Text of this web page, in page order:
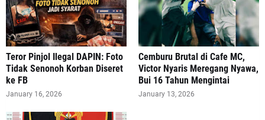
Teror Pinjol Ilegal DAPIN: Foto
Tidak Senonoh Korban Diseret
ke FB
January 16, 2026
Cemburu Brutal di Cafe MC,
Victor Nyaris Meregang Nyawa,
Bui 16 Tahun Mengintai
January 13, 2026